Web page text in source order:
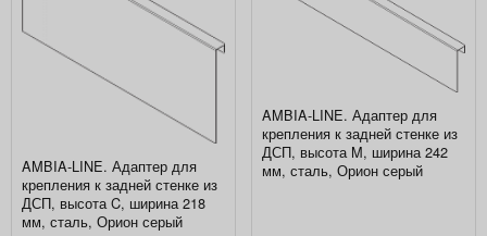
AMBIA-LINE. Адаптер для
крепления к задней стенке из
ДСП, высота C, ширина 218
мм, сталь, Орион серый
AMBIA-LINE. Адаптер для
крепления к задней стенке из
ДСП, высота M, ширина 242
мм, сталь, Орион серый